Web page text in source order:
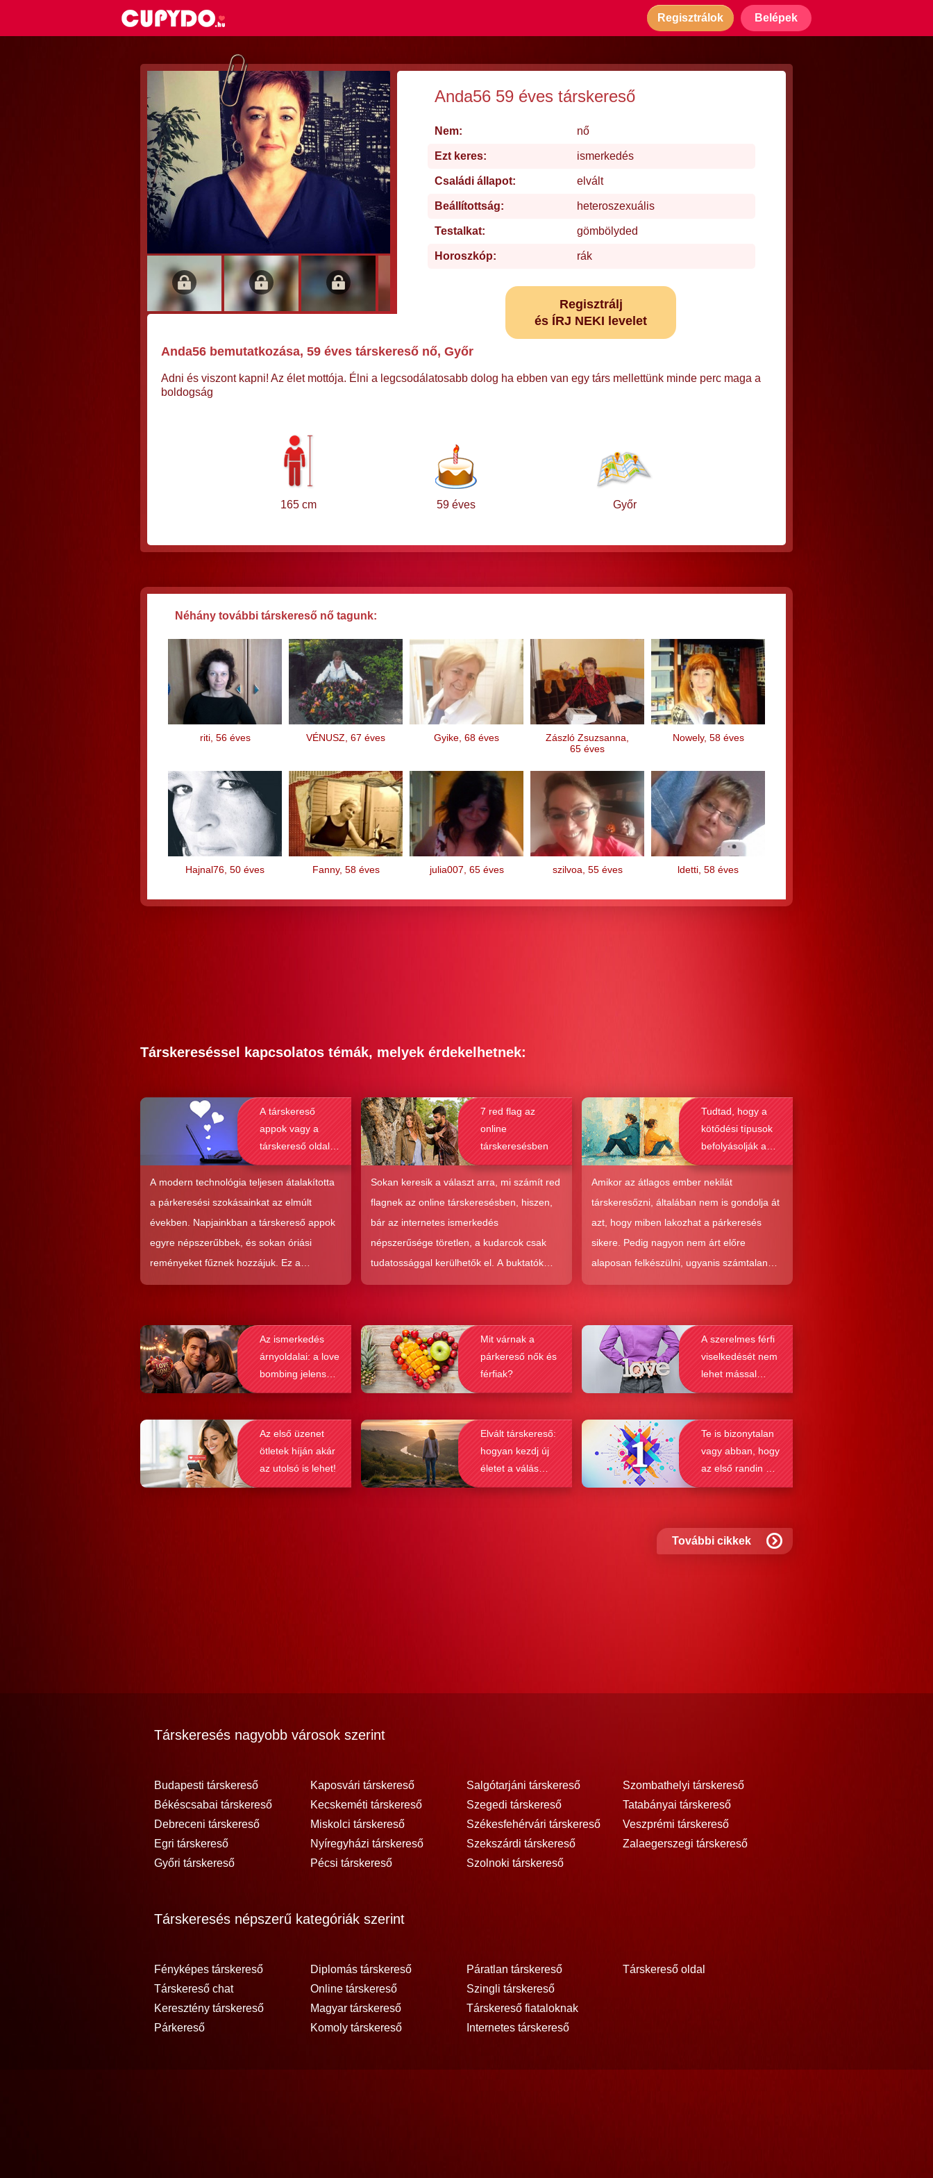
Regisztrálok Belépek
Anda56 59 éves társkereső
Nem: nő
Ezt keres: ismerkedés
Családi állapot: elvált
Beállítottság: heteroszexuális
Testalkat: gömbölyded
Horoszkóp: rák
Regisztrálj
és ÍRJ NEKI levelet
Anda56 bemutatkozása, 59 éves társkereső nő, Győr
Adni és viszont kapni! Az élet mottója. Élni a legcsodálatosabb dolog ha ebben van egy társ mellettünk minde perc maga a
boldogság
165 cm 59 éves Győr
Néhány további társkereső nő tagunk:
riti, 56 éves VÉNUSZ, 67 éves Gyike, 68 éves
Zászló Zsuzsanna,
65 éves
Nowely, 58 éves
Hajnal76, 50 éves Fanny, 58 éves julia007, 65 éves szilvoa, 55 éves ldetti, 58 éves
Társkereséssel kapcsolatos témák, melyek érdekelhetnek:
A társkereső
appok vagy a
társkereső oldalak
alkalmasabbak a
komoly kapcsolat
kialakításához?
A modern technológia teljesen átalakította
a párkeresési szokásainkat az elmúlt
években. Napjainkban a társkereső appok
egyre népszerűbbek, és sokan óriási
reményeket fűznek hozzájuk. Ez a
közkedveltség egyáltalán nem véletlen,
nagyon könnyen és gyorsan lehet sikereket
elérni a flörtölésben. A legfőbb kérdés
azonban az, hogy ezek az alkalmazások
valóban hozzásegítenek-e minket egy
7 red flag az
online
társkeresésben
Sokan keresik a választ arra, mi számít red
flagnek az online társkeresésben, hiszen,
bár az internetes ismerkedés
népszerűsége töretlen, a kudarcok csak
tudatossággal kerülhetők el. A buktatók
ellenére ez a társkeresési forma joggal
hatékonyság, amit ad, nehezen
felülmúlható.
Tudtad, hogy a
kötődési típusok
befolyásolják a
társkeresést is?
Amikor az átlagos ember nekilát
társkeresőzni, általában nem is gondolja át
azt, hogy miben lakozhat a párkeresés
sikere. Pedig nagyon nem árt előre
alaposan felkészülni, ugyanis számtalan
kudarctól képes megmenteni téged is az,
társkeresés működését, a párkapcsolatok
sikerének a receptjét, melyeket vizsgálva
bebizonyosodik, hogy a kötődési típusok
befolyásolják a társkeresést.
Az ismerkedés
árnyoldalai: a love
bombing jelenség
felismerése
Mit várnak a
párkereső nők és
férfiak?
A szerelmes férfi
viselkedését nem
lehet mással
összetéveszteni
Az első üzenet
ötletek híján akár
az utolsó is lehet!
Elvált társkereső:
hogyan kezdj új
életet a válás
után?
Te is bizonytalan
vagy abban, hogy
az első randin mit
szabad és mit
További cikkek
Társkeresés nagyobb városok szerint
Budapesti társkereső
Békéscsabai társkereső
Debreceni társkereső
Egri társkereső
Győri társkereső
Kaposvári társkereső
Kecskeméti társkereső
Miskolci társkereső
Nyíregyházi társkereső
Pécsi társkereső
Salgótarjáni társkereső
Szegedi társkereső
Székesfehérvári társkereső
Szekszárdi társkereső
Szolnoki társkereső
Szombathelyi társkereső
Tatabányai társkereső
Veszprémi társkereső
Zalaegerszegi társkereső
Társkeresés népszerű kategóriák szerint
Fényképes társkereső
Társkereső chat
Keresztény társkereső
Párkereső
Diplomás társkereső
Online társkereső
Magyar társkereső
Komoly társkereső
Páratlan társkereső
Szingli társkereső
Társkereső fiataloknak
Internetes társkereső
Társkereső oldal